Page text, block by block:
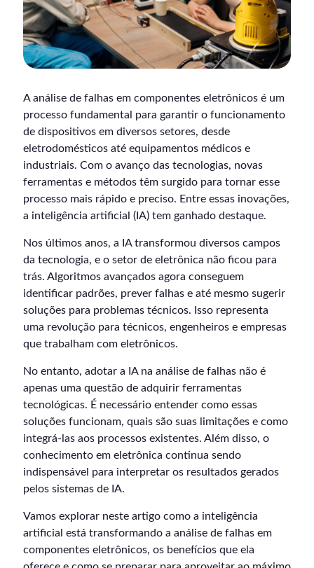
A análise de falhas em componentes eletrônicos é um
processo fundamental para garantir o funcionamento
de dispositivos em diversos setores, desde
eletrodomésticos até equipamentos médicos e
industriais. Com o avanço das tecnologias, novas
ferramentas e métodos têm surgido para tornar esse
processo mais rápido e preciso. Entre essas inovações,
a inteligência artificial (IA) tem ganhado destaque.
Nos últimos anos, a IA transformou diversos campos
da tecnologia, e o setor de eletrônica não ficou para
trás. Algoritmos avançados agora conseguem
identificar padrões, prever falhas e até mesmo sugerir
soluções para problemas técnicos. Isso representa
uma revolução para técnicos, engenheiros e empresas
que trabalham com eletrônicos.
No entanto, adotar a IA na análise de falhas não é
apenas uma questão de adquirir ferramentas
tecnológicas. É necessário entender como essas
soluções funcionam, quais são suas limitações e como
integrá-las aos processos existentes. Além disso, o
conhecimento em eletrônica continua sendo
indispensável para interpretar os resultados gerados
pelos sistemas de IA.
Vamos explorar neste artigo como a inteligência
artificial está transformando a análise de falhas em
componentes eletrônicos, os benefícios que ela